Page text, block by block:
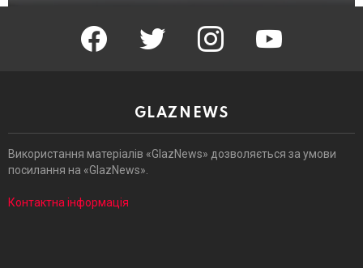
facebook twitter instagram youtube
GLAZNEWS
Використання матеріалів «GlazNews» дозволяється за умови
посилання на «GlazNews».
Контактна інформація